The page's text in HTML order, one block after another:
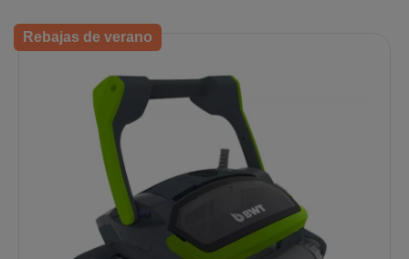
Rebajas de verano